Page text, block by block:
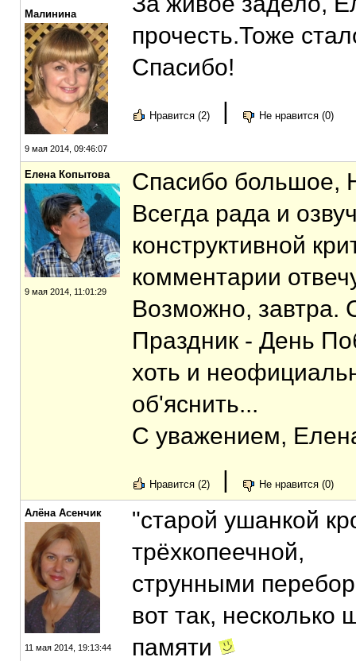
Малинина
9 мая 2014, 09:46:07
прочесть.Тоже
Спасибо!
Нравится (2) | Не нравится (0)
Елена Копытова
9 мая 2014, 11:01:29
Спасибо большое,
Всегда рада и
конструктивной
комментарии
Возможно, завтра.
Праздник - День
хоть и
об'яснить...
С уважением,
Нравится (2) | Не нравится (0)
Алёна Асенчик
11 мая 2014, 19:13:44
"старой ушанкой
трёхкопеечной,
струнными
вот так, несколько
памяти